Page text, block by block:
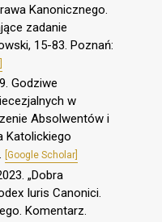
Kanonicznego.
zadanie
15-83. Poznań:
Godziwe
w
Absolwentów i
Katolickiego
[Google Scholar]
„Dobra
Iuris Canonici.
Komentarz.